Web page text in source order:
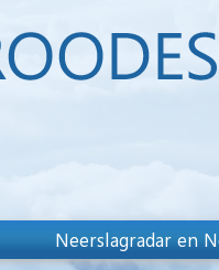
Neerslagradar en